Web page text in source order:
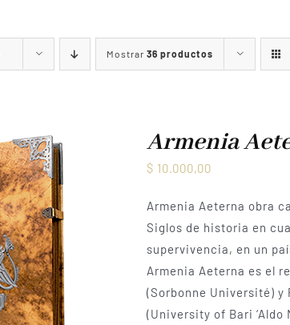
Mostrar 36 productos
Armenia
$ 10.000,00
Armenia Aeterna obra
Siglos de historia en
supervivencia, en un
Armenia Aeterna es el
(Sorbonne Université) y
(University of Bari ‘Aldo